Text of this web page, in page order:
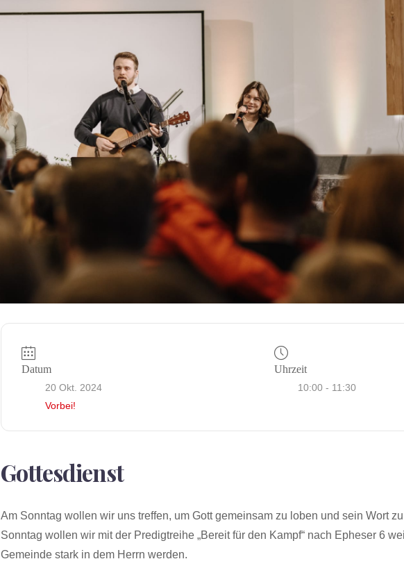
Datum
20 Okt. 2024
Vorbei!
Uhrzeit
10:00 - 11:30
Gottesdienst
Am Sonntag wollen wir uns treffen, um Gott gemeinsam zu loben und sein Wort
Sonntag wollen wir mit der Predigtreihe „Bereit für den Kampf“ nach Epheser 6
Gemeinde stark in dem Herrn werden.